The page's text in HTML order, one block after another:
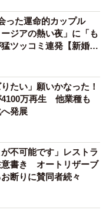
った運命的カップル
ジアの熱い夜」に「も
ツッコミ連発【新婚さ
たい」願いかなった！
4100万再生 他業種も
発展
不可能です」レストラ
意書き オートリザーブ
断りに賛同者続々